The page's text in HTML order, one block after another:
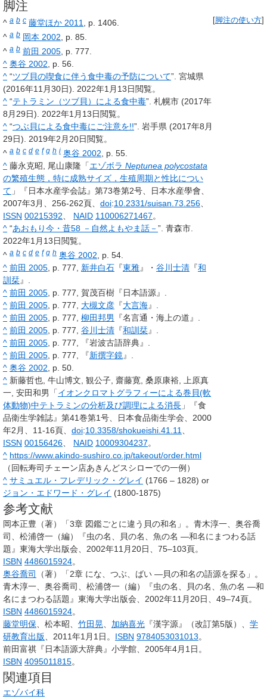
脚注
[脚注の使い方]
^ a b c 藤堂ほか 2011
, p. 1406.
^ a b 岡本 2002 , p. 85.
^ a b 前田 2005 , p. 777.
^ 奥谷 2002 , p. 56.
^ “ツブ貝の喫食に伴う食中毒の予防について”. 宮城県
(2016年11月30日). 2022年1月13日閲覧。
^ “テトラミン（ツブ貝）による食中毒”. 札幌市 (2017年
8月29日). 2022年1月13日閲覧。
^ “つぶ貝による食中毒にご注意を!!”. 岩手県 (2017年8月
29日). 2019年2月20日閲覧。
^ a b c d e f g h i 奥谷 2002 , p. 55.
^ 藤永克昭, 尾山康隆「エゾボラ Neptunea polycostata
の繁殖生態，特に成熟サイズ，生殖周期と性比につい
て 」『日本水産学会誌』第73巻第2号、日本水産學會、
2007年3月、256-262頁、 doi:10.2331/suisan.73.256
ISSN 00215392 NAID 110006271467。
^ “あおもり今・昔58 －自然よもやま話－ ”. 青森市.
2022年1月13日閲覧。
^ a b c d e f g h 奥谷 2002 , p. 54.
^ 前田 2005 , p. 777, 新井白石 『東雅』・ 谷川士清 『和
訓栞』.
^ 前田 2005 , p. 777, 賀茂百樹『日本語源』.
^ 前田 2005 , p. 777, 大槻文彦 『大言海』.
^ 前田 2005 , p. 777, 柳田邦男
『名言通・海上の道』.
^ 前田 2005 , p. 777, 谷川士清 『和訓栞』.
^ 前田 2005 , p. 777, 『岩波古語辞典』.
^ 前田 2005 , p. 777, 『新撰字鏡』.
^ 奥谷 2002 , p. 50.
^ 新藤哲也, 牛山博文, 観公子, 齋藤寛, 桑原康裕, 上原真
一, 安田和男「イオンクロマトグラフィーによる巻貝(軟
体動物)中テトラミンの分析及び調理による消長 」『食
品衛生学雑誌』第41巻第1号、日本食品衛生学会、2000
年2月、11-16頁、 doi:10.3358/shokueishi.41.11
ISSN 00156426 NAID 10009304237。
^ https://www.akindo-sushiro.co.jp/takeout/order.html
（回転寿司チェーン店あきんどスシローでの一例）
^ サミュエル・フレデリック・グレイ (1766 – 1828) or
ジョン・エドワード・グレイ (1800-1875)
参考文献
岡本正豊（著）「3章 図鑑ごとに違う貝の和名」。青木淳一、奥谷喬
司、松浦啓一（編）『虫の名、貝の名、魚の名 ―和名にまつわる話
題』東海大学出版会、2002年11月20日、75–103頁。
ISBN 4486015924。
奥谷喬司
（著）「2章 にな、つぶ、ばい ―貝の和名の語源を探る」。
青木淳一、奥谷喬司、松浦啓一（編）『虫の名、貝の名、魚の名 ―和
名にまつわる話題』東海大学出版会、2002年11月20日、49–74頁。
ISBN 4486015924。
藤堂明保 、松本昭、 竹田晃 加納喜光 『漢字源』（改訂第5版）、 学
研教育出版 、2011年1月1日。 ISBN 9784053031013。
前田富祺『日本語源大辞典』小学館、2005年4月1日。
ISBN 4095011815。
関連項目
エゾバイ科